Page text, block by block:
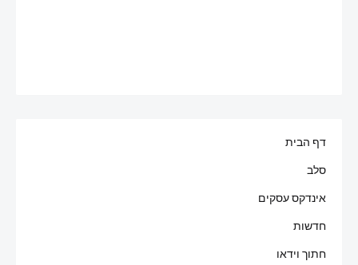
דף הבית
סלב
אינדקס עסקים
חדשות
חתוך וידאו